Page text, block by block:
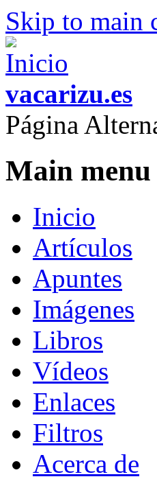
Skip to main
vacarizu.es
Página
Main menu
Inicio
Artículos
Apuntes
Imágenes
Libros
Vídeos
Enlaces
Filtros
Acerca de